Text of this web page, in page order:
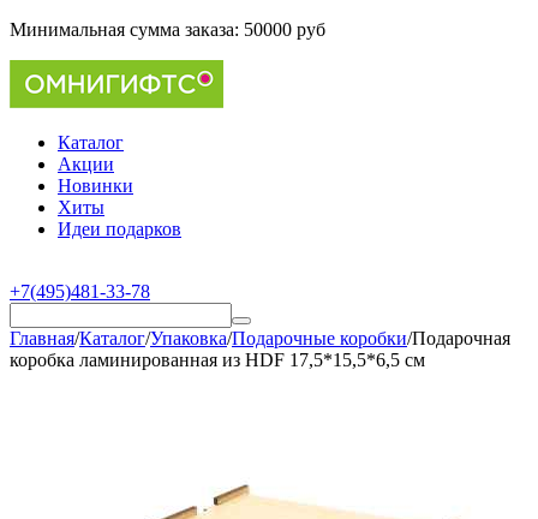
Минимальная сумма заказа: 50000 руб
Каталог
Акции
Новинки
Хиты
Идеи подарков
+7(495)481-33-78
Главная/Каталог/Упаковка/Подарочные коробки/Подарочная
коробка ламинированная из HDF 17,5*15,5*6,5 см